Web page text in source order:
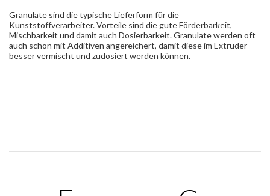
Granulate sind die typische Lieferform für die
Kunststoffverarbeiter. Vorteile sind die gute Förderbarkeit,
Mischbarkeit und damit auch Dosierbarkeit. Granulate werden oft
auch schon mit Additiven angereichert, damit diese im Extruder
besser vermischt und zudosiert werden können.